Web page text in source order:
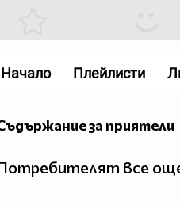
за приятели
все
Начало Плейлисти